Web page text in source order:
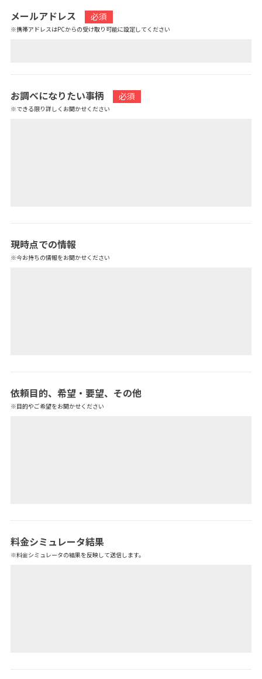
メールアドレス 必須
※携帯アドレスはPCからの受け取り可能に設定してください
お調べになりたい事柄 必須
※できる限り詳しくお聞かせください
現時点での情報
※今お持ちの情報をお聞かせください
依頼目的、希望・要望、その他
※目的やご希望をお聞かせください
料金シミュレータ結果
※料金シミュレータの結果を反映して送信します。